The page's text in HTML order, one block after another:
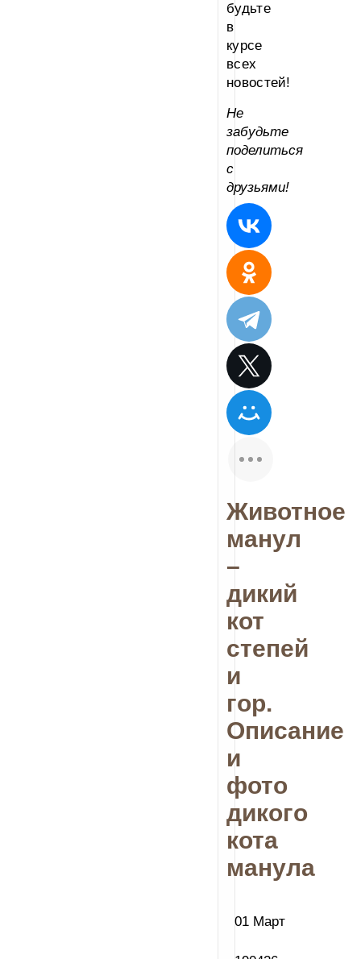
будьте
в
курсе
всех
новостей!
Не
забудьте
поделиться
с
друзьями!
Животное
манул
–
дикий
кот
степей
и
гор.
Описание
и
фото
дикого
кота
манула
01 Март